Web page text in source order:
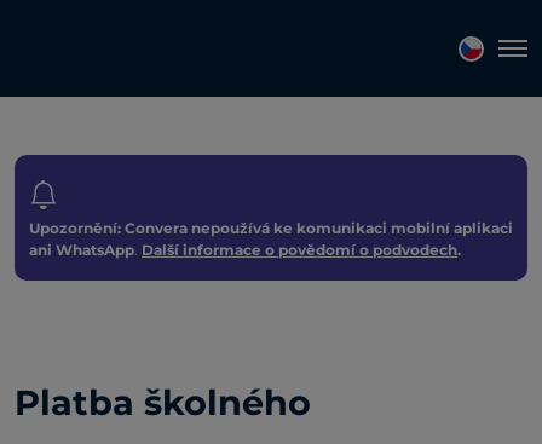
Upozornění: Convera nepoužívá ke komunikaci mobilní aplikaci
ani WhatsApp. Další informace o povědomí o podvodech.
Platba školného